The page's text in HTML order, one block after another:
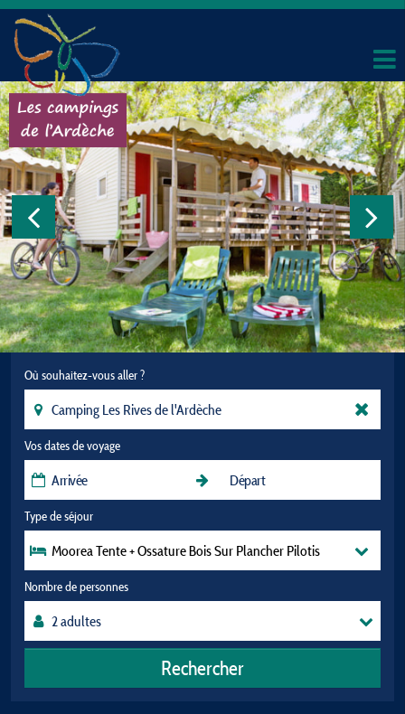
Où souhaitez-vous aller ?
Vos dates de voyage
Type de séjour
Moorea Tente + Ossature Bois Sur Plancher Pilotis
Nombre de personnes
Rechercher